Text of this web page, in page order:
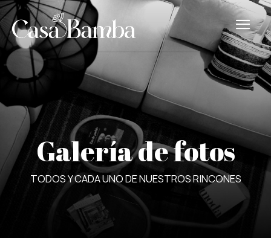
Galería de fotos
TODOS Y CADA UNO DE NUESTROS RINCONES